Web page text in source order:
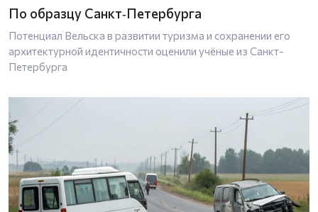
По образцу Санкт‑Петербурга
Потенциал Вельска в развитии туризма и сохранении его
архитектурной идентичности оценили учёные из Санкт-
Петербурга